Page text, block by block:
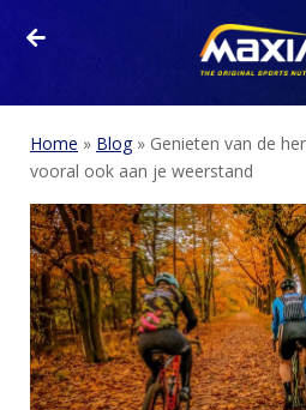
Home » Blog» Genieten van de
vooral ook aan je weerstand